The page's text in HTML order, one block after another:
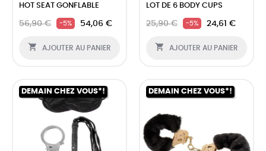
HOT SEAT GONFLABLE
56,90 € -5% 54,06 €
 AJOUTER AU PANIER
LOT DE 6 BODY CUPS
25,90 € -5% 24,61 €
 AJOUTER AU PANIER
DEMAIN CHEZ VOUS*! DEMAIN CHEZ VOUS*!